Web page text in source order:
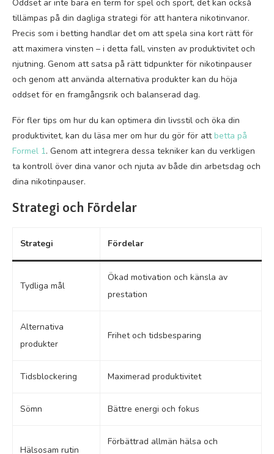
Oddset är inte bara en term för spel och sport, det kan också
tillämpas på din dagliga strategi för att hantera nikotinvanor.
Precis som i betting handlar det om att spela sina kort rätt för
att maximera vinsten – i detta fall, vinsten av produktivitet och
njutning. Genom att satsa på rätt tidpunkter för nikotinpauser
och genom att använda alternativa produkter kan du höja
oddset för en framgångsrik och balanserad dag.
För fler tips om hur du kan optimera din livsstil och öka din
produktivitet, kan du läsa mer om hur du gör för att betta på
Formel 1. Genom att integrera dessa tekniker kan du verkligen
ta kontroll över dina vanor och njuta av både din arbetsdag och
dina nikotinpauser.
Strategi och Fördelar
Strategi Fördelar
Tydliga mål
Ökad motivation och känsla av
prestation
Alternativa
produkter
Frihet och tidsbesparing
Tidsblockering Maximerad produktivitet
Sömn Bättre energi och fokus
Hälsosam rutin
Förbättrad allmän hälsa och